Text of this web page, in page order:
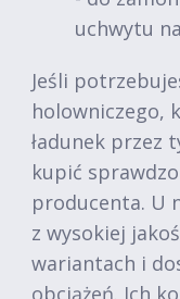
uchwytu
Jeśli
holowniczego,
ładunek przez
kupić
producenta. U
z wysokiej
wariantach i
obciążeń. Ich